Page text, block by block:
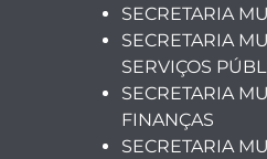
SECRETARIA
SECRETARIA
SERVIÇOS
SECRETARIA
FINANÇAS
SECRETARIA